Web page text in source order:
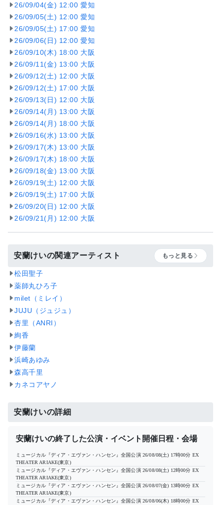
26/09/04(金) 12:00 愛知
26/09/05(土) 12:00 愛知
26/09/05(土) 17:00 愛知
26/09/06(日) 12:00 愛知
26/09/10(木) 18:00 大阪
26/09/11(金) 13:00 大阪
26/09/12(土) 12:00 大阪
26/09/12(土) 17:00 大阪
26/09/13(日) 12:00 大阪
26/09/14(月) 13:00 大阪
26/09/14(月) 18:00 大阪
26/09/16(水) 13:00 大阪
26/09/17(木) 13:00 大阪
26/09/17(木) 18:00 大阪
26/09/18(金) 13:00 大阪
26/09/19(土) 12:00 大阪
26/09/19(土) 17:00 大阪
26/09/20(日) 12:00 大阪
26/09/21(月) 12:00 大阪
安蘭けいの関連アーティスト もっと見る
松田聖子
薬師丸ひろ子
milet（ミレイ）
JUJU（ジュジュ）
杏里（ANRI）
絢香
伊藤蘭
浜崎あゆみ
森高千里
カネコアヤノ
安蘭けいの詳細
安蘭けいの終了した公演・イベント開催日程・会場
ミュージカル『ディア・エヴァン・ハンセン』全国公演 26/08/08(土) 17時00分 EX
THEATER ARIAKE(東京)
ミュージカル『ディア・エヴァン・ハンセン』全国公演 26/08/08(土) 12時00分 EX
THEATER ARIAKE(東京)
ミュージカル『ディア・エヴァン・ハンセン』全国公演 26/08/07(金) 13時00分 EX
THEATER ARIAKE(東京)
ミュージカル『ディア・エヴァン・ハンセン』全国公演 26/08/06(木) 18時00分 EX